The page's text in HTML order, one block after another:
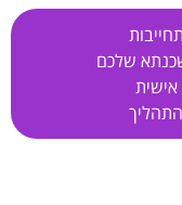
שלכם
התהליך